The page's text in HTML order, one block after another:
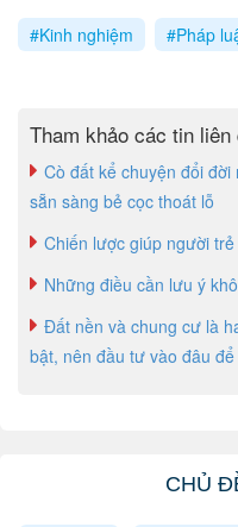
#Kinh nghiệm #Pháp
Tham khảo các tin liên
Cò đất kể chuyện đổi đời
sẵn sàng bẻ cọc thoát lỗ
Chiến lược giúp người
Những điều cần lưu ý
Đất nền và chung cư là
bật, nên đầu tư vào đâu
CHỦ